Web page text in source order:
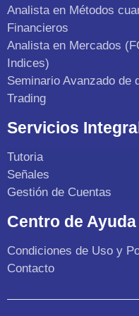
Analista en Métodos
Financieros
Analista en Mercados
Indices)
Seminario Avanzado de
Trading
Servicios
Tutoria
Señales
Gestión de Cuentas
Centro de Ayuda
Condiciones de Uso y
Contacto